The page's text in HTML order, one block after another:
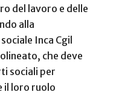
del lavoro e delle
alla
Inca Cgil
che deve
sociali per
il loro ruolo